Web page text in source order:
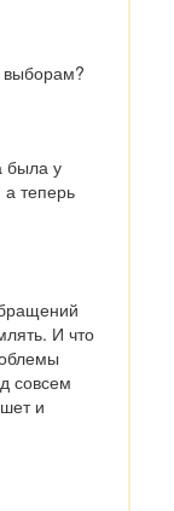
выборам?
была у
теперь
И что
совсем
и